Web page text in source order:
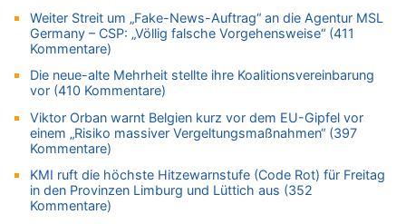
06.08.2026 - 20:43 von 5/11 zu
Wasserstand des Rheins in NRW so niedrig wie noch nie
06.08.2026 - 20:35 von Wolfgang2 zu
Zurück an den Rhein: Hendrich wechselt zum 1. FC Köln
06.08.2026 - 20:16 von Panda46 zu
AS Eupen: „Keiner weiß, wohin die Reise geht…“
Zweite Hitzewelle in diesem Sommer ist jetzt amtlich
06.08.2026 - 19:14 von JoKrings zu
Weiter Streit um „Fake-News-Auftrag“ an die Agentur MSL
Germany – CSP: „Völlig falsche Vorgehensweise“ (411
Kommentare)
Die neue-alte Mehrheit stellte ihre Koalitionsvereinbarung
vor (410 Kommentare)
Viktor Orban warnt Belgien kurz vor dem EU-Gipfel vor
einem „Risiko massiver Vergeltungsmaßnahmen“ (397
Kommentare)
KMI ruft die höchste Hitzewarnstufe (Code Rot) für Freitag
in den Provinzen Limburg und Lüttich aus (352
Kommentare)